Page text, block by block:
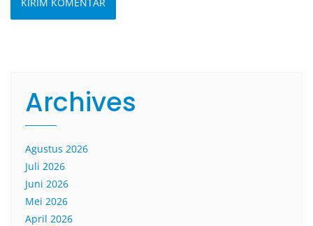
Archives
Agustus 2026
Juli 2026
Juni 2026
Mei 2026
April 2026